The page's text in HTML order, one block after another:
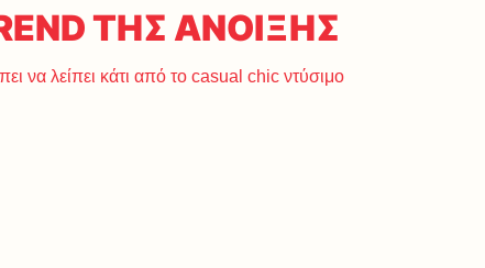
ΤΗΣ ΑΝΟΙΞΗΣ
να λείπει κάτι από το casual chic ντύσιμο